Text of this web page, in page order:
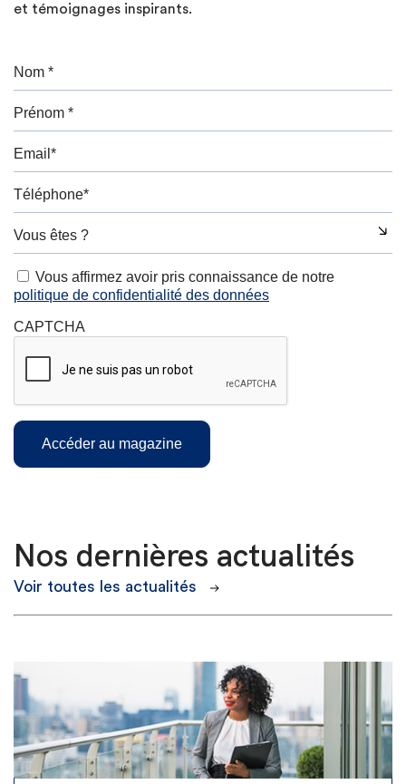
et témoignages inspirants.
Vous affirmez avoir pris connaissance de notre
politique de confidentialité des données
CAPTCHA
Nos dernières actualités
Voir toutes les actualités